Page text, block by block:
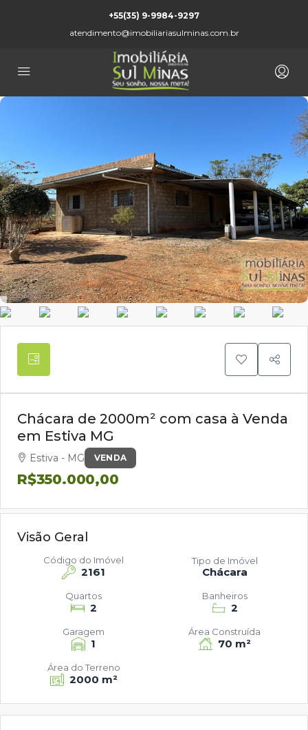
+55(35) 9-9984-9297
atendimento@imobiliariasulminas.com.br
VENDA
Chácara de 2000m² com casa à Venda
em Estiva MG
Estiva - MG
R$350.000,00
Visão Geral
2161
Código do Imóvel
Chácara
Tipo de Imóvel
2
Quartos
2
Banheiros
1
Garagem
70 m²
Área Construída
2000 m²
Área do Terreno